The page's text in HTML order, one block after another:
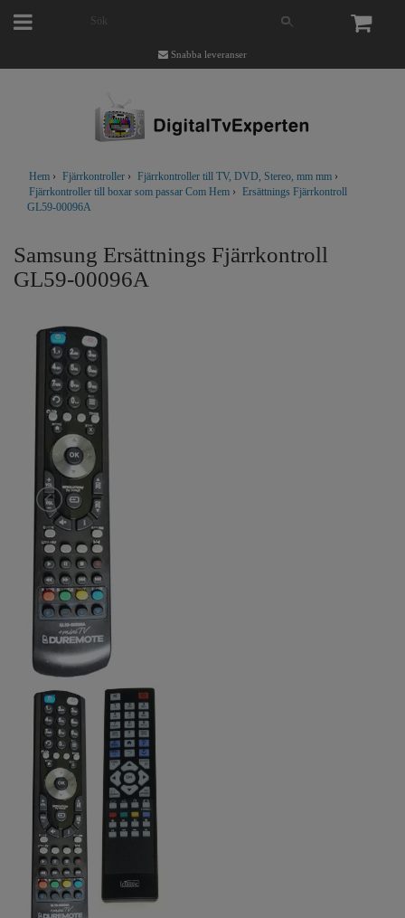
Snabba leveranser
Hem › Fjärrkontroller › Fjärrkontroller till TV, DVD, Stereo, mm mm ›
Fjärrkontroller till boxar som passar Com Hem › Ersättnings Fjärrkontroll
GL59-00096A
Samsung Ersättnings Fjärrkontroll
GL59-00096A